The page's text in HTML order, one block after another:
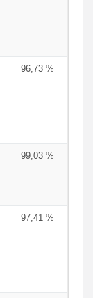
96,73 %
99,03 %
97,41 %